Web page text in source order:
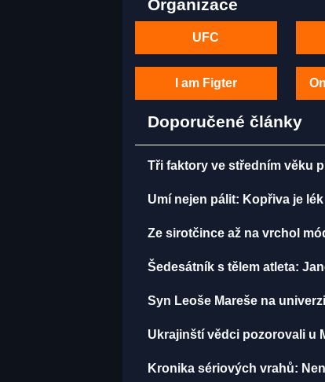
Organizace
UFC
I am Figter
Doporučené články
Tři faktory ve středním věku
Umí nejen pálit: Kopřiva je
Ze sirotčince až na vrchol
Šedesátník s tělem atleta:
Syn Leoše Mareše na
Ukrajinští vědci pozorovali u
Kronika sériových vrahů: